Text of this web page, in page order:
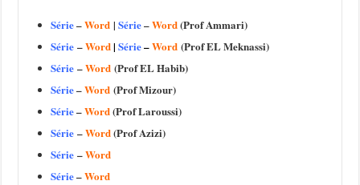
Série–Word |Série–Word(Prof Ammari)
Série –Word| Série–Word (Prof EL Meknassi)
Série –Word (Prof EL Habib)
Série–Word (Prof Mizour)
Série–Word(Prof Laroussi)
Série –Word(Prof Azizi)
Série –Word
Série–Word